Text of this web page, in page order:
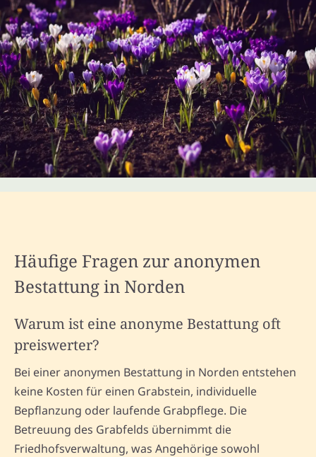
Häufige Fragen zur anonymen
Bestattung in Norden
Warum ist eine anonyme Bestattung oft
preiswerter?
Bei einer anonymen Bestattung in Norden entstehen
keine Kosten für einen Grabstein, individuelle
Bepflanzung oder laufende Grabpflege. Die
Betreuung des Grabfelds übernimmt die
Friedhofsverwaltung, was Angehörige sowohl